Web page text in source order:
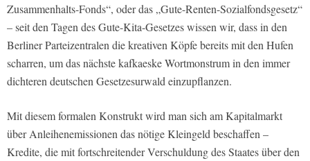
Zusammenhalts-Fonds“, oder das „Gute-Renten-Sozialfondsgesetz“
– seit den Tagen des Gute-Kita-Gesetzes wissen wir, dass in den
Berliner Parteizentralen die kreativen Köpfe bereits mit den Hufen
scharren, um das nächste kafkaeske Wortmonstrum in den immer
dichteren deutschen Gesetzesurwald einzupflanzen.
Mit diesem formalen Konstrukt wird man sich am Kapitalmarkt
über Anleihenemissionen das nötige Kleingeld beschaffen –
Kredite, die mit fortschreitender Verschuldung des Staates über den